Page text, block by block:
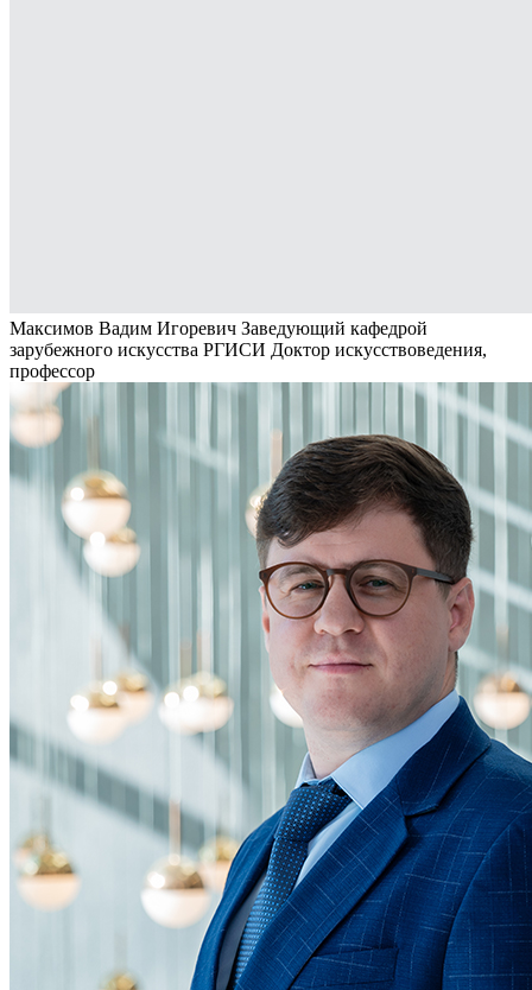
Максимов Вадим Игоревич Заведующий кафедрой
зарубежного искусства РГИСИ Доктор искусствоведения,
профессор